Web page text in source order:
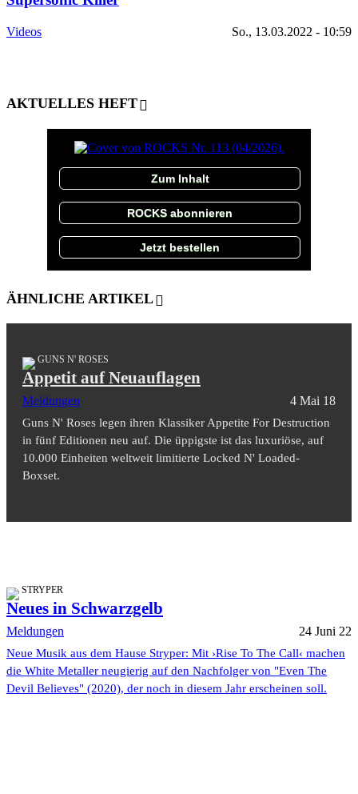
Videos So., 13.03.2022 - 10:59
AKTUELLES HEFT
Zum Inhalt
ROCKS abonnieren
Jetzt bestellen
ÄHNLICHE ARTIKEL
GUNS N' ROSES
Appetit auf Neuauflagen
Meldungen 4 Mai 18
Guns N' Roses legen ihren Klassiker Appetite For Destruction
in fünf Editionen neu auf. Die üppigste ist das luxuriöse, auf
10.000 Einheiten weltweit limitierte Locked N' Loaded-
Boxset.
STRYPER
Neues in Schwarzgelb
Meldungen 24 Juni 22
Neue Musik aus dem Hause Stryper: Mit ›Rise To The Call‹ machen
die White Metaller neugierig auf den Nachfolger von "Even The
Devil Believes" (2020), der noch in diesem Jahr erscheinen soll.